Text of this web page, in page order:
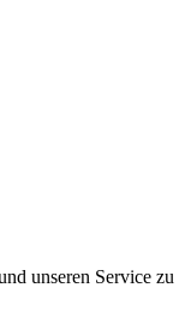
unseren Service zu